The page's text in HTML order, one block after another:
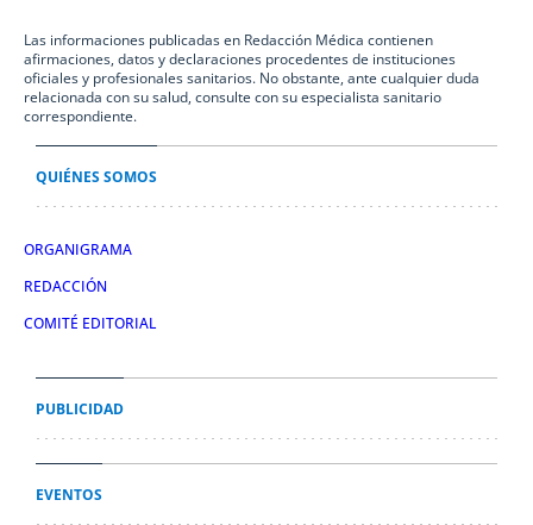
Las informaciones publicadas en Redacción Médica contienen
afirmaciones, datos y declaraciones procedentes de instituciones
oficiales y profesionales sanitarios. No obstante, ante cualquier duda
relacionada con su salud, consulte con su especialista sanitario
correspondiente.
QUIÉNES SOMOS
ORGANIGRAMA
REDACCIÓN
COMITÉ EDITORIAL
PUBLICIDAD
EVENTOS